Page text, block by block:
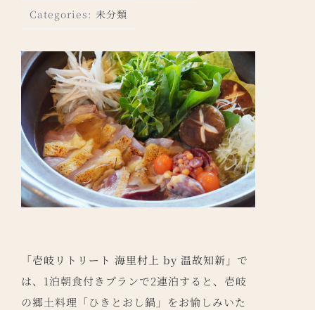
Categories: 未分類
「壱岐リトリート 海里村上 by 温故知新」 で
は、1泊朝食付きプランで2連泊すると、壱岐
の郷土料理「ひきとおし鍋」をお愉しみいた